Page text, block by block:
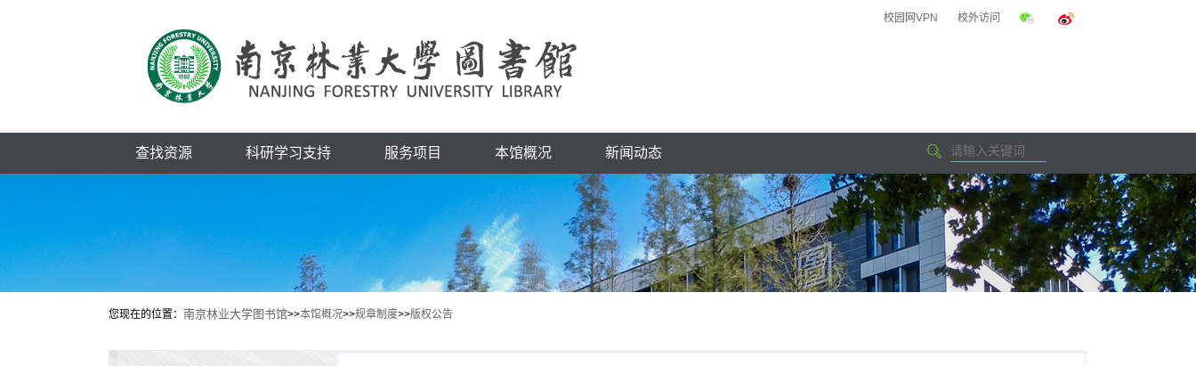
校园网VPN 校外访问
查找资源 科研学习支持 服务项目 本馆概况 新闻动态
您现在的位置： 南京林业大学图书馆>>本馆概况>>规章制度>>版权公告